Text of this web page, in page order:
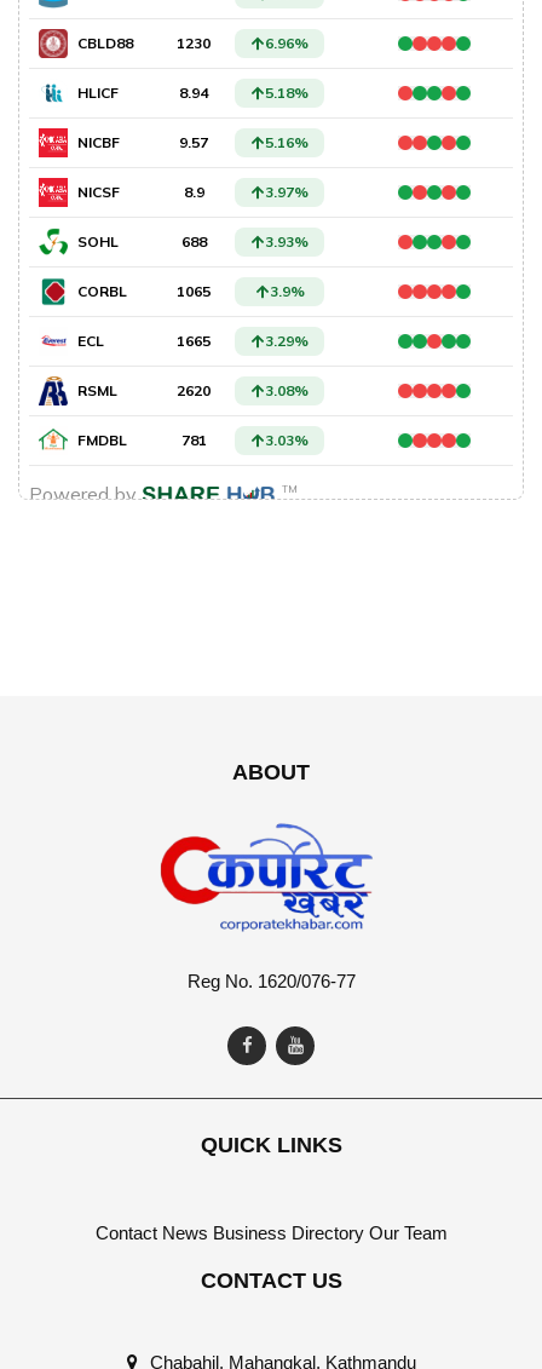
ABOUT
Reg No. 1620/076-77
QUICK LINKS
Contact News Business Directory Our Team
CONTACT US
Chabahil, Mahangkal, Kathmandu